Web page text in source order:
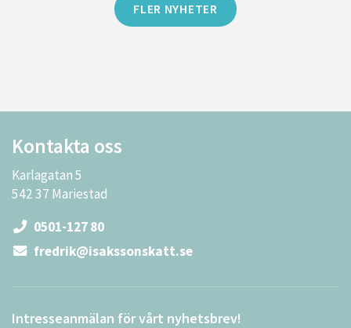
FLER NYHETER
Kontakta oss
Karlagatan 5
542 37 Mariestad
0501-127 80
fredrik@isakssonskatt.se
Intresseanmälan för vårt nyhetsbrev!